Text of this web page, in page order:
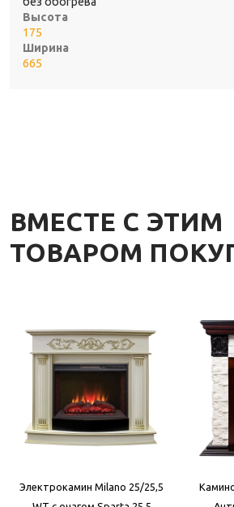
Высота
175
Ширина
665
ВМЕСТЕ С ЭТИМ
ТОВАРОМ
Электрокамин Milano 25/25,5